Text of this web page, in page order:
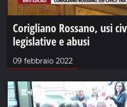
Corigliano Rossano, usi
legislative e abusi
09 febbraio 2022